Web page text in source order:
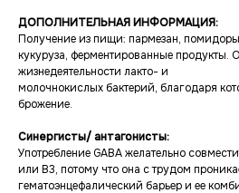
ДОПОЛНИТЕЛЬНАЯ ИНФОРМАЦИЯ:
Получение из пищи: пармезан,
кукуруза, ферментированные продукты.
жизнедеятельности лакто- и
молочнокислых бактерий, благодаря
брожение.
Синергисты/ антагонисты:
Употребление GABA желательно
или В3, потому что она с трудом
гематоэнцефалический барьер и ее